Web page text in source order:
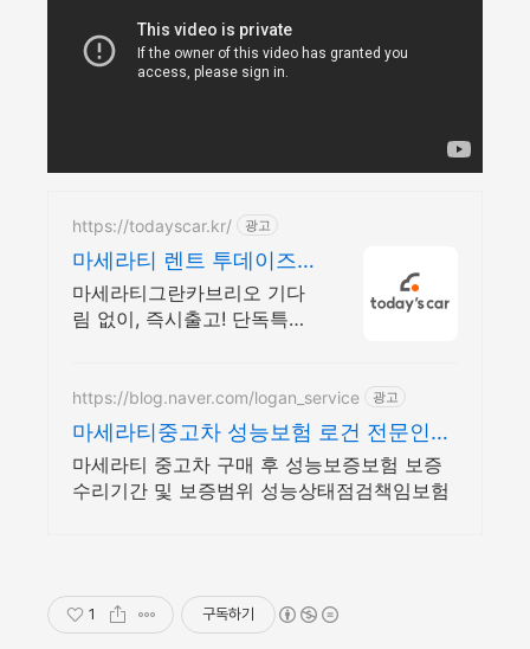
https://todayscar.kr/ 광고
마세라티 렌트 투데이즈
카 전문가의 1:1 맞춤 컨설
팅
마세라티그란카브리오 기다
림 없이, 즉시출고! 단독특가
렌트/리스를 이용해 보세요!
https://blog.naver.com/logan_service 광고
마세라티중고차 성능보험 로건 전문인력
전문세팅 프로세스
마세라티 중고차 구매 후 성능보증보험 보증
수리기간 및 보증범위 성능상태점검책임보험
1 구독하기